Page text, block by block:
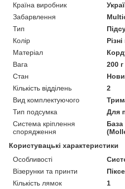
Країна виробник
Забарвлення
Тип
Колір
Матеріал
Вага
200 г
Стан
Кількість відділень
2
Вид комплектуючого
Тип подсумка
Для
Система кріплення
спорядження
База
Користувацькі характеристики
Особливості
Візерунки та принти
Кількість лямок
1